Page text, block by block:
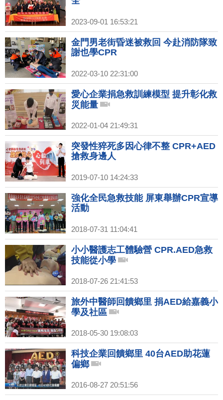
2023-09-01 16:53:21
金門男老街昏迷被救回 今赴消防隊致
謝也學CPR
2022-03-10 22:31:00
愛心企業捐急救訓練模型 提升彰化救
災能量
2022-01-04 21:49:31
突發性猝死多因心律不整 CPR+AED
搶救身邊人
2019-07-10 14:24:33
強化全民急救技能 屏東舉辦CPR宣導
活動
2018-07-31 11:04:41
小小醫護志工體驗營 CPR.AED急救
技能從小學
2018-07-26 21:41:53
旅外中醫師回饋鄉里 捐AED給嘉義小
學及社區
2018-05-30 19:08:03
科技企業回饋鄉里 40台AED助花蓮
偏鄉
2016-08-27 20:51:56